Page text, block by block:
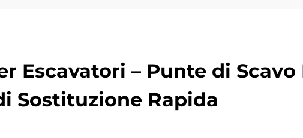
Escavatori – Punte di
Sostituzione Rapida